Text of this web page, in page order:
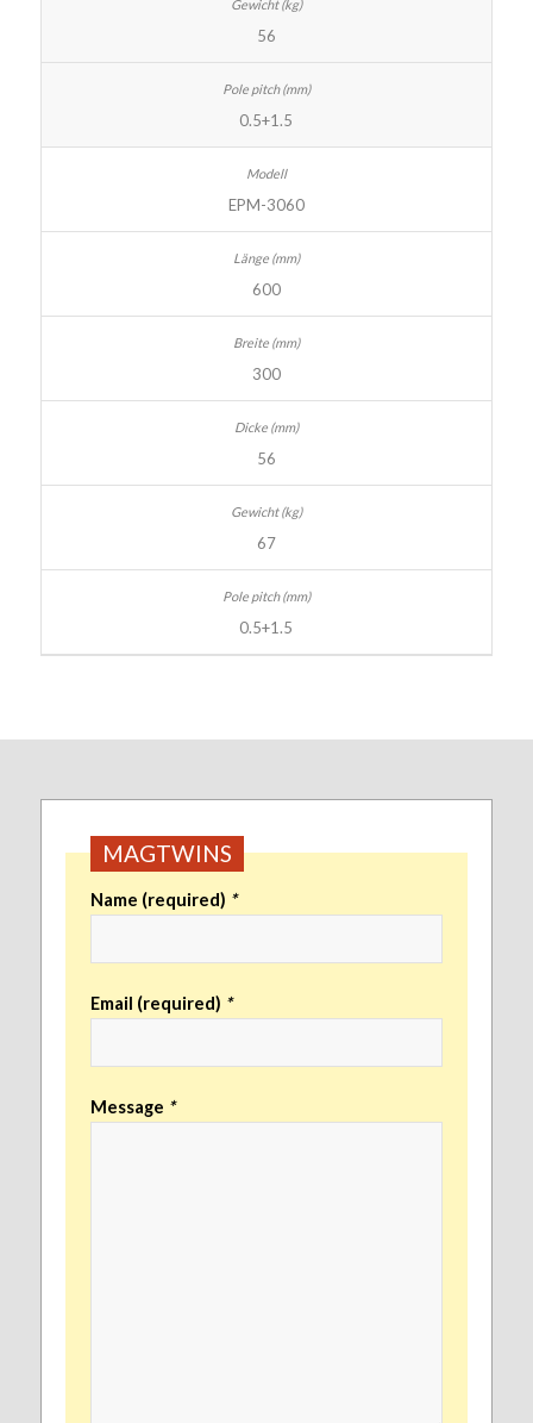
56
0.5+1.5
EPM-3060
600
300
56
67
0.5+1.5
MAGTWINS
Name (required) *
Email (required) *
Message *